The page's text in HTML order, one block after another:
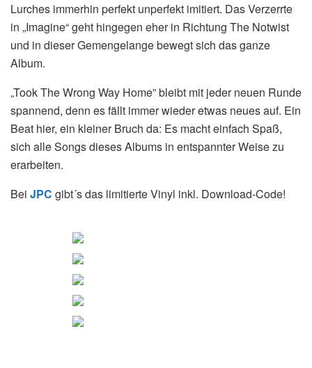
Lurches immerhin perfekt unperfekt imitiert. Das Verzerrte
in „Imagine“ geht hingegen eher in Richtung The Notwist
und in dieser Gemengelange bewegt sich das ganze
Album.
„Took The Wrong Way Home” bleibt mit jeder neuen Runde
spannend, denn es fällt immer wieder etwas neues auf. Ein
Beat hier, ein kleiner Bruch da: Es macht einfach Spaß,
sich alle Songs dieses Albums in entspannter Weise zu
erarbeiten.
Bei JPC gibt´s das limitierte Vinyl inkl. Download-Code!